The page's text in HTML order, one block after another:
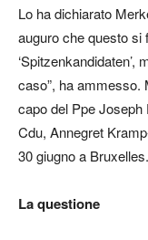
Lo ha dichiarato
auguro che questo si
caso”, ha ammesso.
capo del Ppe Joseph
Cdu, Annegret
30 giugno a Bruxelles.
La questione